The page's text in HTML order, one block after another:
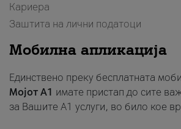
Кариера
Заштита на лични податоци
Мобилна апликација
Единствено преку бесплатната
Мојот A1 имате пристап до сите
за Вашите A1 услуги, во било кое